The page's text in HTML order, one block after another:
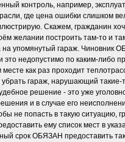
контроль, например,
где цена ошибки слишком
Скажем, гражданин
желании построить там-то и
на упомянутый гараж. Чиновник
это недопустимо по каким-либо
месте как раз проходит
убрать гараж, нарушающий
решение - это уже
и в случае его
не попасть в такую ситуацию,
ему список мест в
срок ОБЯЗАН предоставить